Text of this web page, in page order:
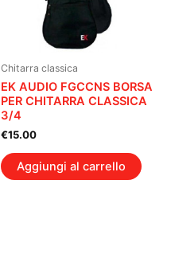
Chitarra classica
EK AUDIO FGCCNS BORSA
PER CHITARRA CLASSICA
3/4
€15.00
Aggiungi al carrello